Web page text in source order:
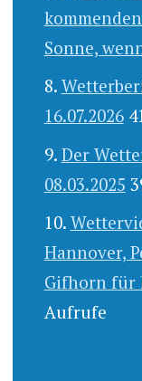
Sonne,
16.07.2026
Der
08.03.2025
Hannover,
Gifhorn für
Aufrufe